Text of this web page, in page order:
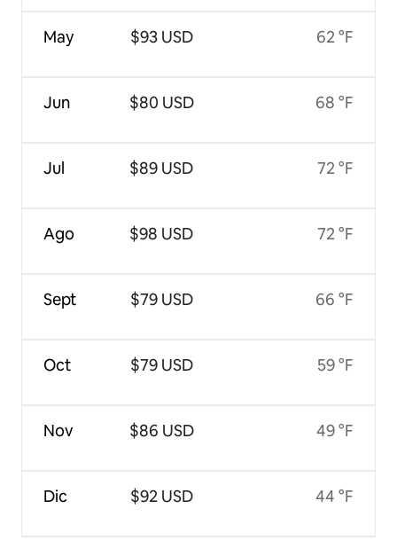
May
Jun
Jul
Ago
Sept
Oct
Nov
Dic
$93 USD
$80 USD
$89 USD
$98 USD
$79 USD
$79 USD
$86 USD
$92 USD
62 °F
68 °F
72 °F
72 °F
66 °F
59 °F
49 °F
44 °F